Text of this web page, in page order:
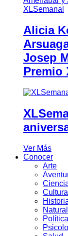
Alicia
Josep
Premio
Ver Más
Conocer
Arte
Cultura
Política